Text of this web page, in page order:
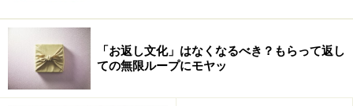
トッポンチーノの特徴や使い方
「お返し文化」はなくなるべき？もらって返し
ての無限ループにモヤッ